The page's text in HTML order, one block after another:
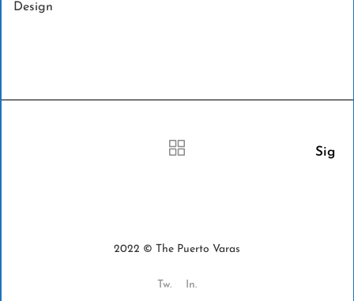
Design
Sig
2022 © The Puerto Varas
Tw. In.